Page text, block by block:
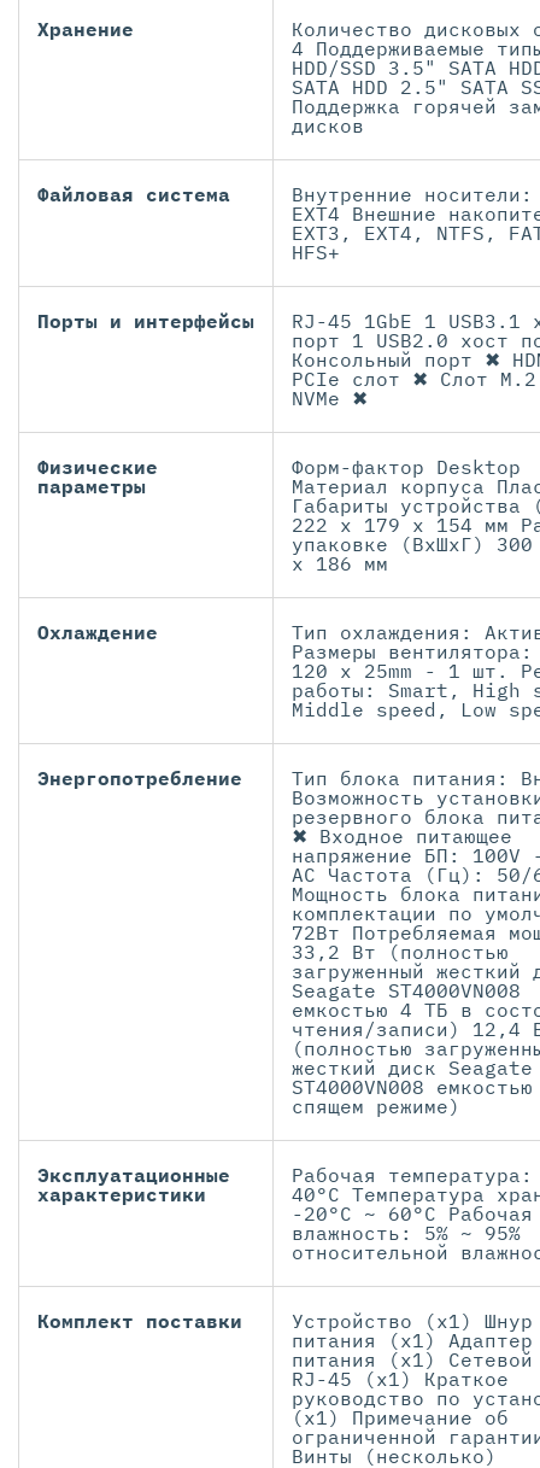
Хранение
Количество дисковых
4 Поддерживаемые
HDD/SSD 3.5" SATA
SATA HDD 2.5" SATA
Поддержка горячей
дисков
Файловая система
Внутренние
EXT4 Внешние
EXT3, EXT4, NTFS,
HFS+
Порты и интерфейсы
RJ-45 1GbE 1 USB3.1
порт 1 USB2.0 хост
Консольный порт ✖
PCIe слот ✖ Слот
NVMe ✖
Физические
параметры
Форм-фактор Desktop
Материал корпуса
Габариты устройства
222 x 179 x 154 мм
упаковке (ВxШxГ)
x 186 мм
Охлаждение
Тип охлаждения:
Размеры
120 x 25mm - 1 шт.
работы: Smart, High
Middle speed, Low
Энергопотребление
Тип блока питания:
Возможность
резервного блока
✖ Входное питающее
напряжение БП: 100V
AC Частота (Гц): 50/
Мощность блока
комплектации по
72Вт Потребляемая
33,2 Вт (полностью
загруженный жесткий
Seagate ST4000VN008
емкостью 4 ТБ в
чтения/записи) 12,4
(полностью
жесткий диск Seagate
ST4000VN008
спящем режиме)
Эксплуатационные
характеристики
Рабочая
40°C Температура
-20°C ~ 60°C Рабочая
влажность: 5% ~ 95%
относительной
Комплект поставки
Устройство (x1) Шнур
питания (x1) Адаптер
питания (x1) Сетевой
RJ-45 (x1) Краткое
руководство по
(x1) Примечание об
ограниченной
Винты (несколько)